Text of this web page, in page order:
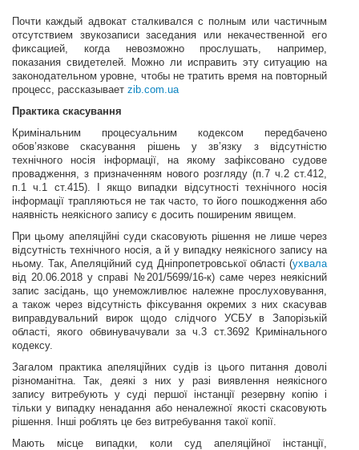
Почти каждый адвокат сталкивался с полным или частичным
отсутствием звукозаписи заседания или некачественной его
фиксацией, когда невозможно прослушать, например,
показания свидетелей. Можно ли исправить эту ситуацию на
законодательном уровне, чтобы не тратить время на повторный
процесс, рассказывает zib.com.ua
Практика скасування
Кримінальним процесуальним кодексом передбачено
обов’язкове скасування рішень у зв’язку з відсутністю
технічного носія інформації, на якому зафіксовано судове
провадження, з призначенням нового розгляду (п.7 ч.2 ст.412,
п.1 ч.1 ст.415). І якщо випадки відсутності технічного носія
інформації трапляються не так часто, то його пошкодження або
наявність неякісного запису є досить поширеним явищем.
При цьому апеляційні суди скасовують рішення не лише через
відсутність технічного носія, а й у випадку неякісного запису на
ньому. Так, Апеляційний суд Дніпропетровської області (ухвала
від 20.06.2018 у справі №201/5699/16-к) саме через неякісний
запис засідань, що унеможливлює належне прослуховування,
а також через відсутність фіксування окремих з них скасував
виправдувальний вирок щодо слідчого УСБУ в Запорізькій
області, якого обвинувачували за ч.3 ст.3692 Кримінального
кодексу.
Загалом практика апеляційних судів із цього питання доволі
різноманітна. Так, деякі з них у разі виявлення неякісного
запису витребують у суді першої інстанції резервну копію і
тільки у випадку ненадання або неналежної якості скасовують
рішення. Інші роблять це без витребування такої копії.
Мають місце випадки, коли суд апеляційної інстанції,